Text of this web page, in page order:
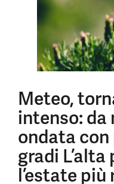
Meteo,
intenso: da
ondata
gradi
l’estate